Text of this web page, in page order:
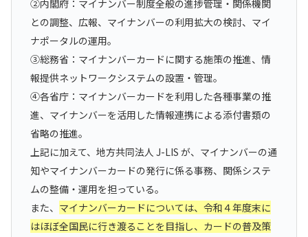
②内閣府：マイナンバー制度全般の進捗管理・関係機関
との調整、広報、マイナンバーの利用拡大の検討、マイ
ナポータルの運用。
③総務省：マイナンバーカードに関する施策の推進、情
報提供ネットワークシステムの設置・管理。
④各省庁：マイナンバーカードを利用した各種事業の推
進、マイナンバーを活用した情報連携による添付書類の
省略の推進。
上記に加えて、地方共同法人 J-LIS が、マイナンバーの通
知やマイナンバーカードの発行に係る事務、関係システ
ムの整備・運用を担っている。
また、 マイナンバーカードについては、令和４年度末に
はほぼ全国民に行き渡ることを目指し、カードの普及策